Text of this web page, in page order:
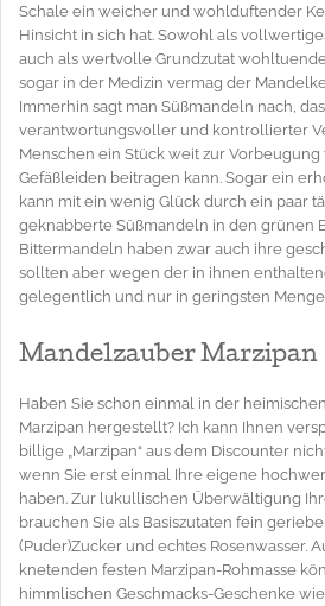
Schale ein weicher und wohlduftender
Hinsicht in sich hat. Sowohl als
auch als wertvolle Grundzutat
sogar in der Medizin vermag der
Immerhin sagt man Süßmandeln nach,
verantwortungsvoller und kontrollierter
Menschen ein Stück weit zur Vorbeugung
Gefäßleiden beitragen kann. Sogar ein
kann mit ein wenig Glück durch ein paar
geknabberte Süßmandeln in den grünen
Bittermandeln haben zwar auch ihre
sollten aber wegen der in ihnen
gelegentlich und nur in geringsten
Mandelzauber Marzipan
Haben Sie schon einmal in der
Marzipan hergestellt? Ich kann Ihnen
billige „Marzipan“ aus dem Discounter
wenn Sie erst einmal Ihre eigene
haben. Zur lukullischen Überwältigung
brauchen Sie als Basiszutaten fein
(Puder)Zucker und echtes Rosenwasser.
knetenden festen Marzipan-Rohmasse
himmlischen Geschmacks-Geschenke